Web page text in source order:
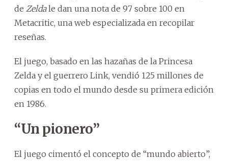
de Zeldale dan una nota de 97 sobre 100 en
Metacritic, una web especializada en recopilar
reseñas.
El juego, basado en las hazañas de la Princesa
Zelda y el guerrero Link, vendió 125 millones de
copias en todo el mundo desde su primera edición
en 1986.
“Un pionero”
El juego cimentó el concepto de “mundo abierto”,